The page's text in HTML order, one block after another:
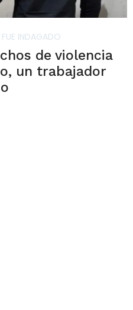
INDAGADO
de violencia
un trabajador